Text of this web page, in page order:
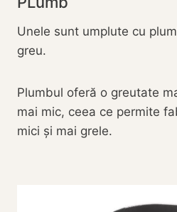
Unele sunt umplute cu
greu.
Plumbul oferă o greutate
mai mic, ceea ce permite
mici și mai grele.